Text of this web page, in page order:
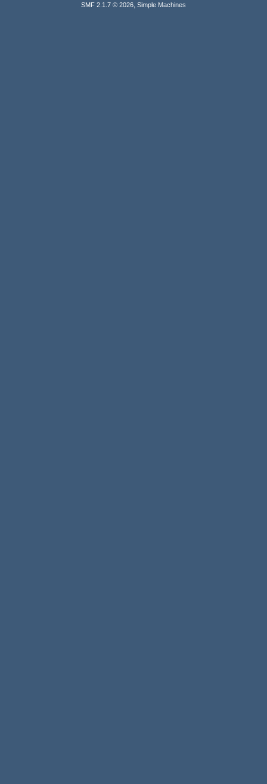
SMF 2.1.7 © 2026, Simple Machines